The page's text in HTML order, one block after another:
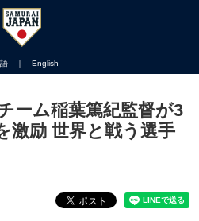
｜ English
ーム稲葉篤紀監督が3
激励 世界と戦う選手